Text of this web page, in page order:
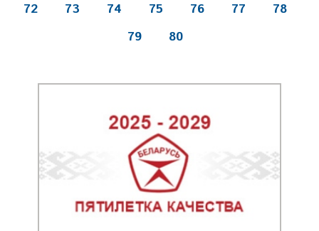
72
73 74 75 76 77
78
79
80